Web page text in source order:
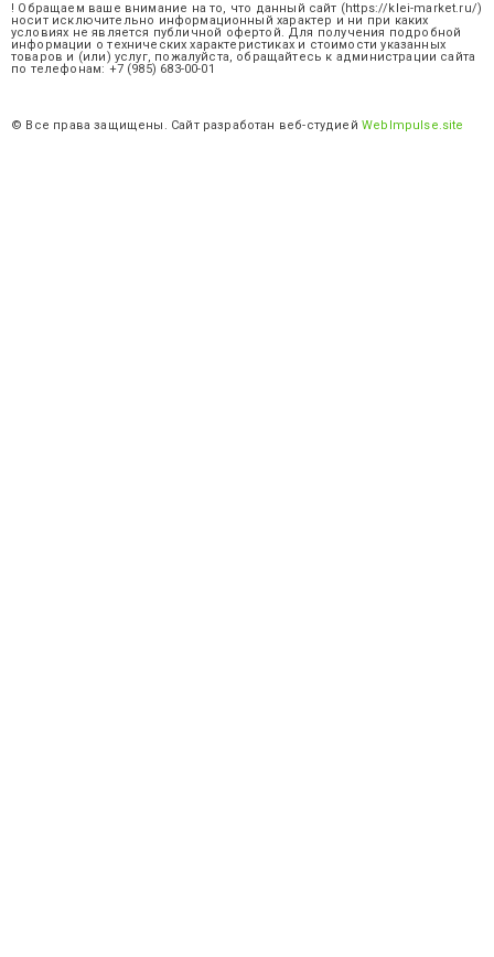
! Обращаем ваше внимание на то, что данный сайт (https://klei-market.ru/)
носит исключительно информационный характер и ни при каких
условиях не является публичной офертой. Для получения подробной
информации о технических характеристиках и стоимости указанных
товаров и (или) услуг, пожалуйста, обращайтесь к администрации сайта
по телефонам: +7 (985) 683-00-01
© Все права защищены. Сайт разработан веб-студиейWebImpulse.site